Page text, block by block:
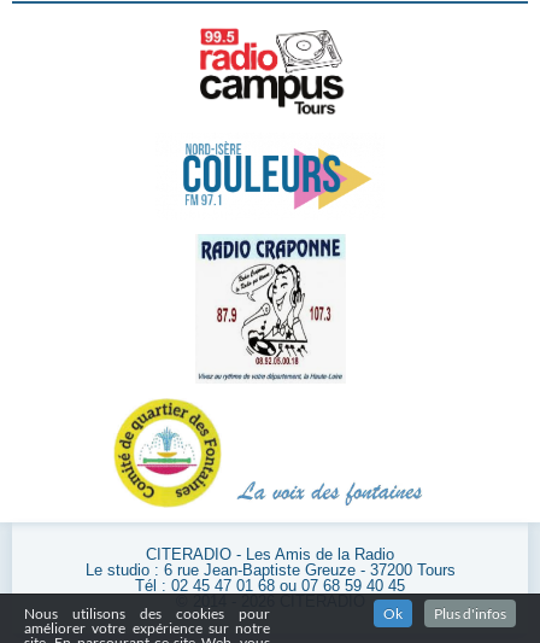
CITERADIO - Les Amis de la Radio
Le studio : 6 rue Jean-Baptiste Greuze - 37200 Tours
Tél : 02 45 47 01 68 ou 07 68 59 40 45
Nous utilisons des cookies pour
améliorer votre expérience sur notre
Ok Plus d'infos